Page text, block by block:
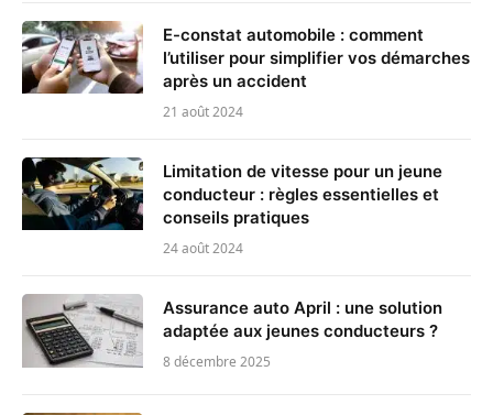
E-constat automobile : comment
l’utiliser pour simplifier vos démarches
après un accident
21 août 2024
Limitation de vitesse pour un jeune
conducteur : règles essentielles et
conseils pratiques
24 août 2024
Assurance auto April : une solution
adaptée aux jeunes conducteurs ?
8 décembre 2025